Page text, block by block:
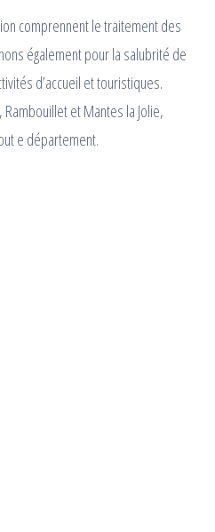
comprennent le traitement des
également pour la salubrité de
d’accueil et touristiques.
et Mantes la Jolie,
e département.